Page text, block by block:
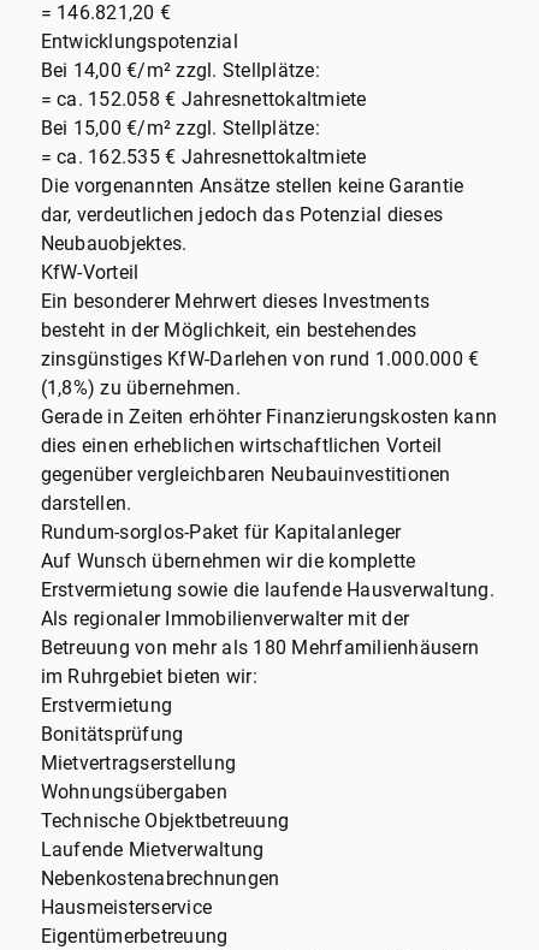
= 146.821,20 €
Entwicklungspotenzial
Bei 14,00 €/m² zzgl. Stellplätze:
= ca. 152.058 € Jahresnettokaltmiete
Bei 15,00 €/m² zzgl. Stellplätze:
= ca. 162.535 € Jahresnettokaltmiete
Die vorgenannten Ansätze stellen keine Garantie
dar, verdeutlichen jedoch das Potenzial dieses
Neubauobjektes.
KfW-Vorteil
Ein besonderer Mehrwert dieses Investments
besteht in der Möglichkeit, ein bestehendes
zinsgünstiges KfW-Darlehen von rund 1.000.000 €
(1,8%) zu übernehmen.
Gerade in Zeiten erhöhter Finanzierungskosten kann
dies einen erheblichen wirtschaftlichen Vorteil
gegenüber vergleichbaren Neubauinvestitionen
darstellen.
Rundum-sorglos-Paket für Kapitalanleger
Auf Wunsch übernehmen wir die komplette
Erstvermietung sowie die laufende Hausverwaltung.
Als regionaler Immobilienverwalter mit der
Betreuung von mehr als 180 Mehrfamilienhäusern
im Ruhrgebiet bieten wir:
Erstvermietung
Bonitätsprüfung
Mietvertragserstellung
Wohnungsübergaben
Technische Objektbetreuung
Laufende Mietverwaltung
Nebenkostenabrechnungen
Hausmeisterservice
Eigentümerbetreuung